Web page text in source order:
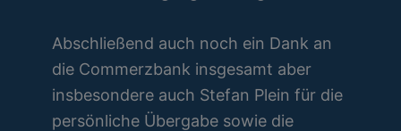
Abschließend auch noch ein Dank an
die Commerzbank insgesamt aber
insbesondere auch Stefan Plein für die
persönliche Übergabe sowie die